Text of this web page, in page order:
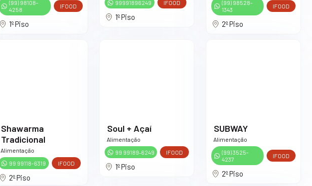
(99) 98108-
4258
IFOOD
1º Piso
99991896249
IFOOD
1º Piso
(99) 98528-
1343
IFOOD
2º Piso
Shawarma
Tradicional
Alimentação
99 99118-6319
IFOOD
2º Piso
Soul + Açaí
Alimentação
99 99189‑6249
IFOOD
1º Piso
SUBWAY
Alimentação
(99) 3525-
4237
IFOOD
2º Piso